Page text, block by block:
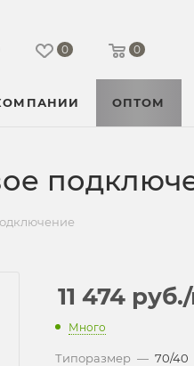
0 0
ОПТОМ
11 474 руб.
Много
Типоразмер — 70/40